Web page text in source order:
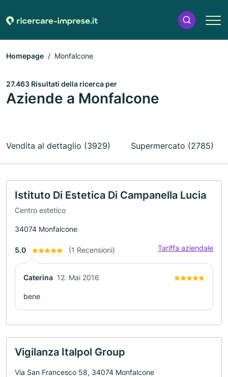
Homepage Monfalcone
27.463 Risultati della ricerca per
Aziende a Monfalcone
Vendita al dettaglio (3929) Supermercato (2785)
Istituto Di Estetica Di Campanella Lucia
Centro estetico
34074 Monfalcone
5.0 (1 Recensioni) Tariffa aziendale
Caterina 12. Mai 2016
bene
Vigilanza Italpol Group
Via San Francesco 58, 34074 Monfalcone